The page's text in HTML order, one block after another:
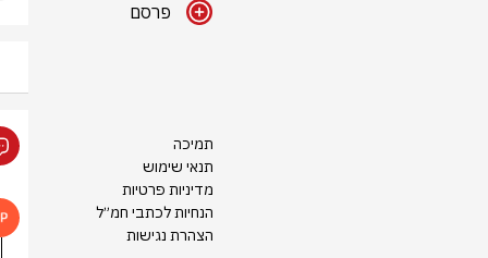
פרסם
תמיכה
תנאי שימוש
מדיניות פרטיות
הנחיות לכתבי חמ״ל
הצהרת נגישות